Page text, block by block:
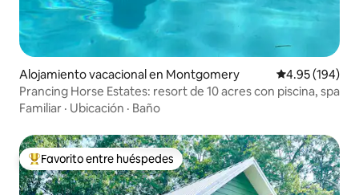
Alojamiento vacacional en Montgomery Calificación
4.95 (194)
Prancing Horse Estates: resort de 10 acres con piscina, spa
Familiar · Ubicación · Baño
Favorito entre huéspedes preferido
Favorito entre huéspedes